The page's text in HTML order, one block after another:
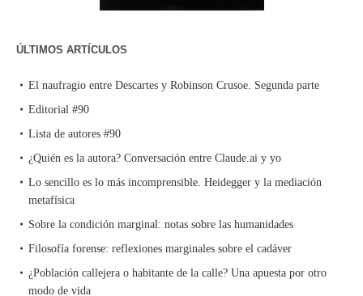
ÚLTIMOS ARTÍCULOS
El naufragio entre Descartes y Robinson Crusoe. Segunda parte
Editorial #90
Lista de autores #90
¿Quién es la autora? Conversación entre Claude.ai y yo
Lo sencillo es lo más incomprensible. Heidegger y la mediación
metafísica
Sobre la condición marginal: notas sobre las humanidades
Filosofía forense: reflexiones marginales sobre el cadáver
¿Población callejera o habitante de la calle? Una apuesta por otro
modo de vida